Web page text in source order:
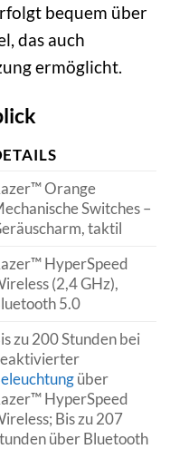
bequem über
das auch
ermöglicht.
Orange
Switches –
taktil
HyperSpeed
(2,4 GHz),
5.0
zu 200 Stunden bei
über
HyperSpeed
Bis zu 207
über Bluetooth